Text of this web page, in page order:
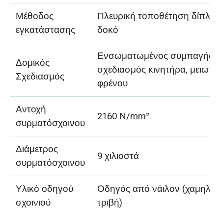
Μέθοδος
εγκατάστασης
Πλευρική τοποθέτηση δίπλα
δοκό
Δομικός
Σχεδιασμός
Ενσωματωμένος συμπαγής
σχεδιασμός κινητήρα,
φρένου
Αντοχή
συρματόσχοινου
2160 N/mm²
Διάμετρος
συρματόσχοινου
9 χιλιοστά
Υλικό οδηγού
σχοινιού
Οδηγός από νάιλον
τριβή)